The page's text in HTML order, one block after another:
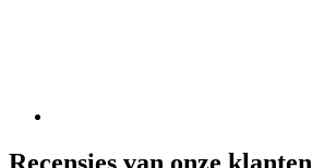
Recensies van onze klanten